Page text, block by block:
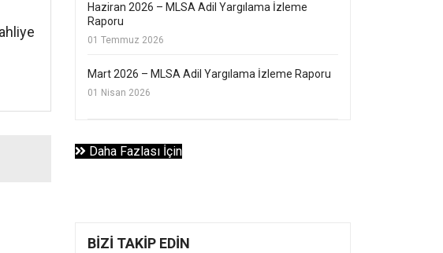
Haziran 2026 – MLSA Adil Yargılama İzleme
Raporu
01 Temmuz 2026
Mart 2026 – MLSA Adil Yargılama İzleme Raporu
01 Nisan 2026
Daha Fazlası İçin
BIZI TAKIP EDIN